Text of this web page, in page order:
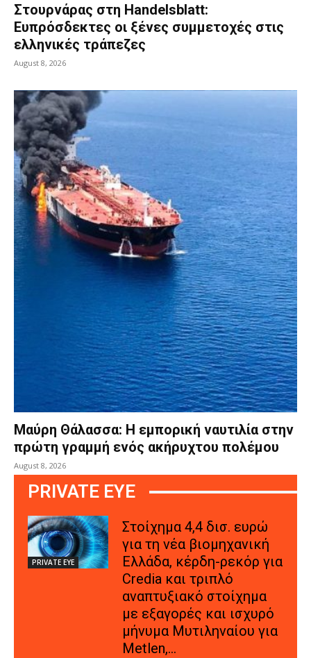
Στουρνάρας στη Handelsblatt:
Ευπρόσδεκτες οι ξένες συμμετοχές στις
ελληνικές τράπεζες
August 8, 2026
Μαύρη Θάλασσα: Η εμπορική ναυτιλία στην
πρώτη γραμμή ενός ακήρυχτου πολέμου
August 8, 2026
PRIVATE EYE
PRIVATE EYE
Στοίχημα 4,4 δισ. ευρώ
για τη νέα βιομηχανική
Ελλάδα, κέρδη-ρεκόρ για
Credia και τριπλό
αναπτυξιακό στοίχημα
με εξαγορές και ισχυρό
μήνυμα Μυτιληναίου για
Metlen,...